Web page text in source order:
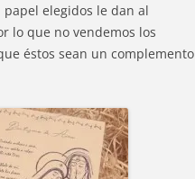
elegidos le dan al
lo que no vendemos los
éstos sean un complemento